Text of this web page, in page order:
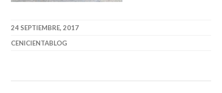
24 SEPTIEMBRE, 2017
CENICIENTABLOG